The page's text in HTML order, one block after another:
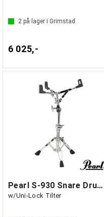
2 på lager i Grimstad
6 025,-
Pearl S-930 Snare Drum Stand
w/Uni-Lock Tilter